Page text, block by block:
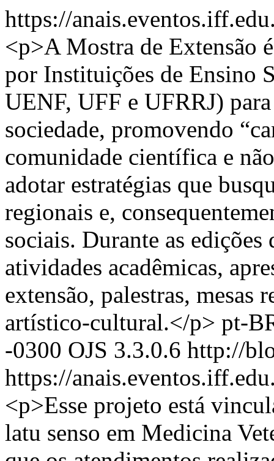
https://
<p>A Mostra de Extensão
por Instituições de Ensino
UENF, UFF e UFRRJ)
sociedade, promovendo
comunidade científica e
adotar estratégias que
regionais e,
sociais. Durante as edições
atividades acadêmicas,
extensão, palestras, mesas
artístico-cultural.</p> pt-
-0300 OJS 3.3.0.6 http://
https://
<p>Esse projeto está
latu senso em Medicina